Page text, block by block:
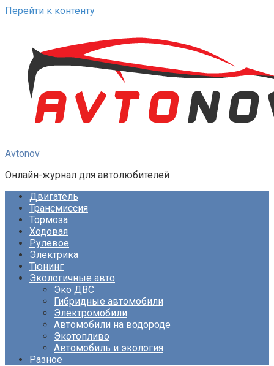
Перейти к контенту
Avtonov
Онлайн-журнал для автолюбителей
Двигатель
Трансмиссия
Тормоза
Ходовая
Рулевое
Электрика
Тюнинг
Экологичные авто
Эко ДВС
Гибридные автомобили
Электромобили
Автомобили на водороде
Экотопливо
Автомобиль и экология
Разное